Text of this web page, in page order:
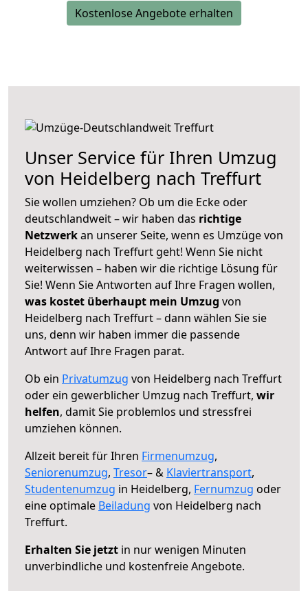
Kostenlose Angebote erhalten
Unser Service für Ihren Umzug
von Heidelberg nach Treffurt
Sie wollen umziehen? Ob um die Ecke oder
deutschlandweit – wir haben das richtige
Netzwerkan unserer Seite, wenn es Umzüge von
Heidelberg nach Treffurt geht! Wenn Sie nicht
weiterwissen – haben wir die richtige Lösung für
Sie! Wenn Sie Antworten auf Ihre Fragen wollen,
was kostet überhaupt mein Umzug von
Heidelberg nach Treffurt – dann wählen Sie sie
uns, denn wir haben immer die passende
Antwort auf Ihre Fragen parat.
Ob ein Privatumzug von Heidelberg nach Treffurt
oder ein gewerblicher Umzug nach Treffurt, wir
helfen, damit Sie problemlos und stressfrei
umziehen können.
Allzeit bereit für Ihren Firmenumzug,
Seniorenumzug, Tresor– & Klaviertransport,
Studentenumzug in Heidelberg, Fernumzug oder
eine optimale Beiladung von Heidelberg nach
Treffurt.
Erhalten Sie jetzt in nur wenigen Minuten
unverbindliche und kostenfreie Angebote.